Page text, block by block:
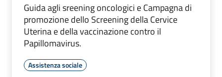
Guida agli sreening oncologici e Campagna di
promozione dello Screening della Cervice
Uterina e della vaccinazione contro il
Papillomavirus.
Assistenza sociale